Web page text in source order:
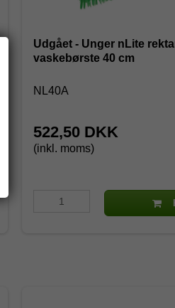
Udgået - Unger nLite
vaskebørste 40 cm
NL40A
522,50 DKK
(inkl. moms)